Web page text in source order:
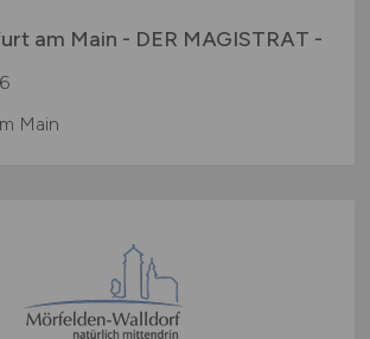
am Main - DER MAGISTRAT -
Main